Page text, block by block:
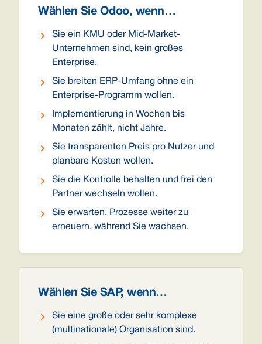
Wählen Sie Odoo, wenn…
Sie ein KMU oder Mid-Market-
Unternehmen sind, kein großes
Enterprise.
Sie breiten ERP-Umfang ohne ein
Enterprise-Programm wollen.
Implementierung in Wochen bis
Monaten zählt, nicht Jahre.
Sie transparenten Preis pro Nutzer und
planbare Kosten wollen.
Sie die Kontrolle behalten und frei den
Partner wechseln wollen.
Sie erwarten, Prozesse weiter zu
erneuern, während Sie wachsen.
Wählen Sie SAP, wenn…
Sie eine große oder sehr komplexe
(multinationale) Organisation sind.